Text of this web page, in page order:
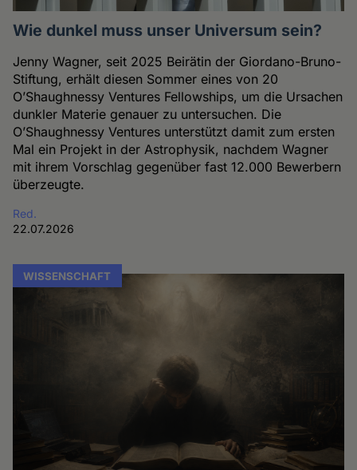
Wie dunkel muss unser Universum sein?
Jenny Wagner, seit 2025 Beirätin der Giordano-Bruno-
Stiftung, erhält diesen Sommer eines von 20
O’Shaughnessy Ventures Fellowships, um die Ursachen
dunkler Materie genauer zu untersuchen. Die
O’Shaughnessy Ventures unterstützt damit zum ersten
Mal ein Projekt in der Astrophysik, nachdem Wagner
mit ihrem Vorschlag gegenüber fast 12.000 Bewerbern
überzeugte.
Red.
22.07.2026
WISSENSCHAFT